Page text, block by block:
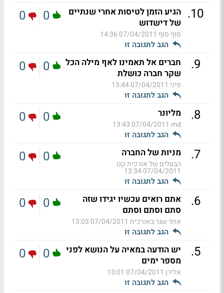
10
. הגיע הזמן לטיסות אחרי שנתיים
של דישדוש
סוף סוף 07/04/2011 14:36
הגב לתגובה זו
0
0
9
.
חברים אל תאמינו לאף מילה הכל
שקר חברה כושלת
פיני 07/04/2011 13:44
הגב לתגובה זו
0
0
8
. מליונר
md
07/04/2011 13:43
הגב לתגובה זו
0
0
7
. מניות של החברה
הבעלים של אורכית קנו
07/04/2011 13:34
הגב לתגובה זו
0
0
6
.
אתם רואים עכשיו יגידו שזה
סתם וסתם וסתם
אחד שגר באורכית 07/04/2011 13:03
הגב לתגובה זו
0
0
5
.
יש הודעה במאיה על הנושא לפני
מספר ימים
אלירן 07/04/2011 13:01
הגב לתגובה זו
0
0